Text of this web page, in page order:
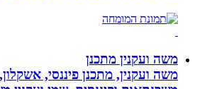
משה ועקנין מתכנן
משה ועקנין, מתכנן פיננסי, אשקלון,